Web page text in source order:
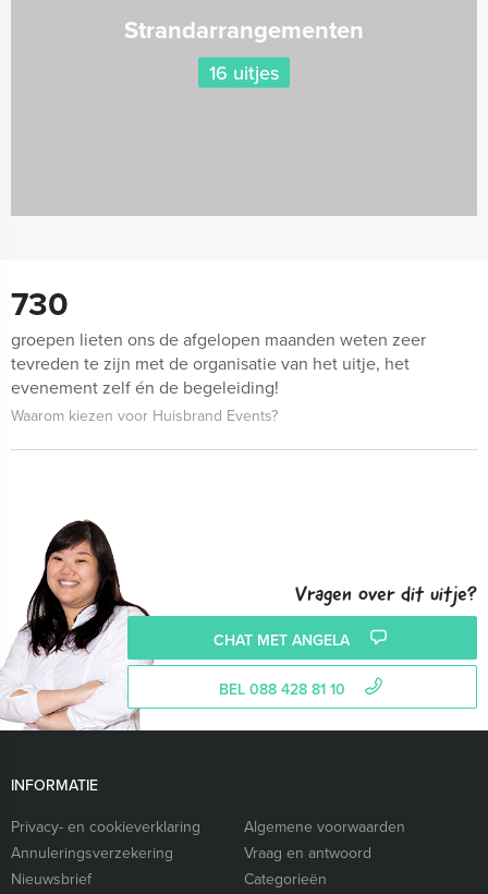
Strandarrangementen
16 uitjes
730
groepen lieten ons de afgelopen maanden weten zeer
tevreden te zijn met de organisatie van het uitje, het
evenement zelf én de begeleiding!
Waarom kiezen voor Huisbrand Events?
Vragen over dit uitje?
CHAT MET ANGELA
BEL 088 428 81 10
INFORMATIE
Privacy- en cookieverklaring
Algemene voorwaarden
Annuleringsverzekering
Vraag en antwoord
Nieuwsbrief
Categorieën